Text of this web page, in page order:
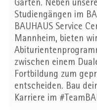
Garten. Neben
Studiengängen im
BAUHAUS Service
Mannheim, bieten
zwischen einem
Fortbildung zum
entscheiden. Bau
Karriere im